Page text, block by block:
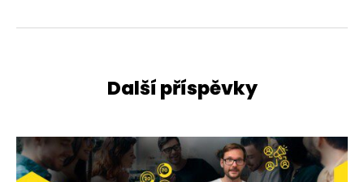
Další příspěvky